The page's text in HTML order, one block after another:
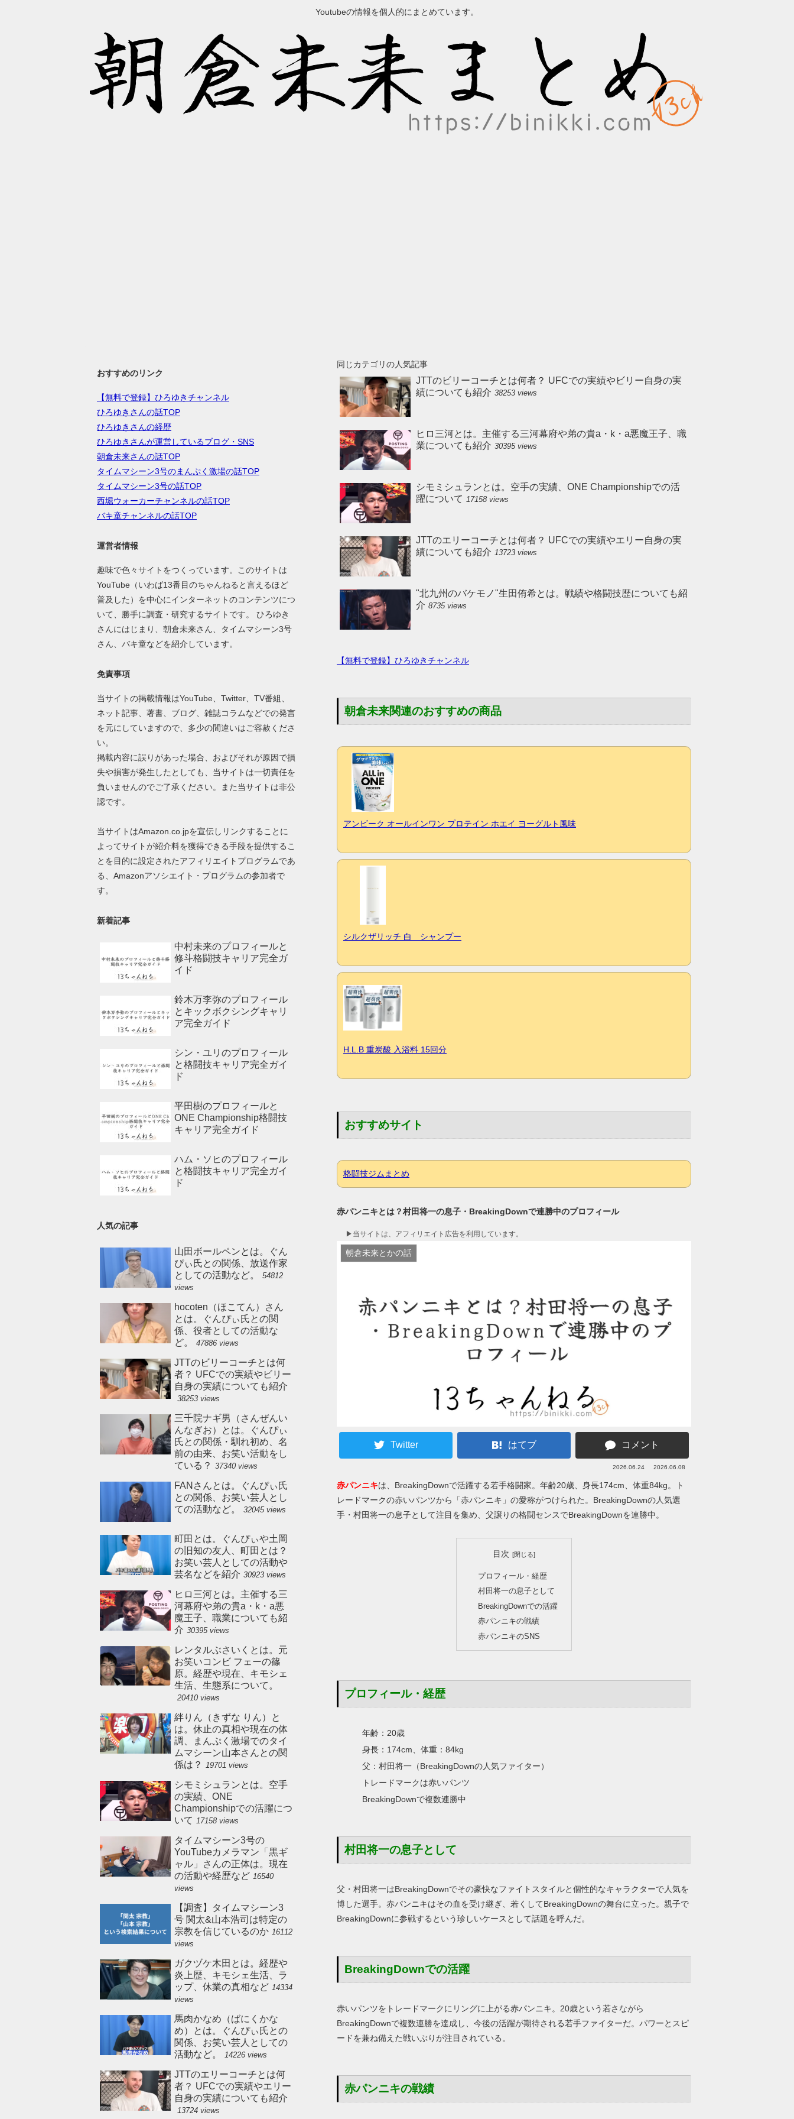
Youtubeの情報を個人的にまとめています。
同じカテゴリの人気記事
JTTのビリーコーチとは何者？ UFCでの実績やビリー自身の実
績についても紹介 38253 views
ヒロ三河とは。主催する三河幕府や弟の貴a・k・a悪魔王子、職
業についても紹介 30395 views
シモミシュランとは。空手の実績、ONE Championshipでの活
躍について 17158 views
JTTのエリーコーチとは何者？ UFCでの実績やエリー自身の実
績についても紹介 13723 views
"北九州のバケモノ"生田侑希とは。戦績や格闘技歴についても紹
介 8735 views
【無料で登録】ひろゆきチャンネル
朝倉未来関連のおすすめの商品
アンビーク オールインワン プロテイン ホエイ ヨーグルト風味
シルクザリッチ 白 シャンプー
H.L.B 重炭酸 入浴料 15回分
おすすめサイト
格闘技ジムまとめ
赤パンニキとは？村田将一の息子・BreakingDownで連勝中のプロフィール
▶︎当サイトは、アフィリエイト広告を利用しています。
朝倉未来とかの話
Twitter はてブ コメント
2026.06.24 2026.06.08
赤パンニキは、BreakingDownで活躍する若手格闘家。年齢20歳、身長174cm、体重84kg。ト
レードマークの赤いパンツから「赤パンニキ」の愛称がつけられた。BreakingDownの人気選
手・村田将一の息子として注目を集め、父譲りの格闘センスでBreakingDownを連勝中。
目次
プロフィール・経歴
村田将一の息子として
BreakingDownでの活躍
赤パンニキの戦績
赤パンニキのSNS
プロフィール・経歴
年齢：20歳
身長：174cm、体重：84kg
父：村田将一（BreakingDownの人気ファイター）
トレードマークは赤いパンツ
BreakingDownで複数連勝中
村田将一の息子として
父・村田将一はBreakingDownでその豪快なファイトスタイルと個性的なキャラクターで人気を
博した選手。赤パンニキはその血を受け継ぎ、若くしてBreakingDownの舞台に立った。親子で
BreakingDownに参戦するという珍しいケースとして話題を呼んだ。
BreakingDownでの活躍
赤いパンツをトレードマークにリングに上がる赤パンニキ。20歳という若さながら
BreakingDownで複数連勝を達成し、今後の活躍が期待される若手ファイターだ。パワーとスピ
ードを兼ね備えた戦いぶりが注目されている。
赤パンニキの戦績
おすすめのリンク
【無料で登録】ひろゆきチャンネル
ひろゆきさんの話TOP
ひろゆきさんの経歴
ひろゆきさんが運営しているブログ・SNS
朝倉未来さんの話TOP
タイムマシーン3号のまんぷく激場の話TOP
タイムマシーン3号の話TOP
西堀ウォーカーチャンネルの話TOP
バキ童チャンネルの話TOP
運営者情報
趣味で色々サイトをつくっています。このサイトは
YouTube（いわば13番目のちゃんねると言えるほど
普及した）を中心にインターネットのコンテンツにつ
いて、勝手に調査・研究するサイトです。 ひろゆき
さんにはじまり、朝倉未来さん、タイムマシーン3号
さん、バキ童などを紹介しています。
免責事項
当サイトの掲載情報はYouTube、Twitter、TV番組、
ネット記事、著書、ブログ、雑誌コラムなどでの発言
を元にしていますので、多少の間違いはご容赦くださ
い。
掲載内容に誤りがあった場合、およびそれが原因で損
失や損害が発生したとしても、当サイトは一切責任を
負いませんのでご了承ください。また当サイトは非公
認です。
当サイトはAmazon.co.jpを宣伝しリンクすることに
よってサイトが紹介料を獲得できる手段を提供するこ
とを目的に設定されたアフィリエイトプログラムであ
る、Amazonアソシエイト・プログラムの参加者で
す。
新着記事
中村未来のプロフィールと
修斗格闘技キャリア完全ガ
イド
鈴木万李弥のプロフィール
とキックボクシングキャリ
ア完全ガイド
シン・ユリのプロフィール
と格闘技キャリア完全ガイ
ド
平田樹のプロフィールと
ONE Championship格闘技
キャリア完全ガイド
ハム・ソヒのプロフィール
と格闘技キャリア完全ガイ
ド
人気の記事
山田ボールペンとは。ぐん
ぴぃ氏との関係、放送作家
としての活動など。
54812
views
hocoten（ほこてん）さん
とは。ぐんぴぃ氏との関
係、役者としての活動な
ど。
47886 views
JTTのビリーコーチとは何
者？ UFCでの実績やビリー
自身の実績についても紹介
38253 views
三千院ナギ男（さんぜんい
んなぎお）とは。ぐんぴぃ
氏との関係・馴れ初め、名
前の由来、お笑い活動をし
ている？ 37340 views
FANさんとは。ぐんぴぃ氏
との関係、お笑い芸人とし
ての活動など。
32045 views
町田とは。ぐんぴぃや土岡
の旧知の友人、町田とは？
お笑い芸人としての活動や
芸名などを紹介 30923 views
ヒロ三河とは。主催する三
河幕府や弟の貴a・k・a悪
魔王子、職業についても紹
介 30395 views
レンタルぶさいくとは。元
お笑いコンビ フェーの篠
原。経歴や現在、キモシェ
生活、生態系について。
20410 views
絆りん（きずな りん）と
は。休止の真相や現在の体
調、まんぷく激場でのタイ
ムマシーン山本さんとの関
係は？ 19701 views
シモミシュランとは。空手
の実績、ONE
Championshipでの活躍につ
いて 17158 views
タイムマシーン3号の
YouTubeカメラマン「黒ギ
ャル」さんの正体は。現在
の活動や経歴など 16540
views
【調査】タイムマシーン3
号 関太&山本浩司は特定の
宗教を信じているのか 16112
views
ガクヅケ木田とは。経歴や
炎上歴、キモシェ生活、ラ
ップ、休業の真相など 14334
views
馬肉かなめ（ばにくかな
め）とは。ぐんぴぃ氏との
関係、お笑い芸人としての
活動など。
14226 views
JTTのエリーコーチとは何
者？ UFCでの実績やエリー
自身の実績についても紹介
13724 views